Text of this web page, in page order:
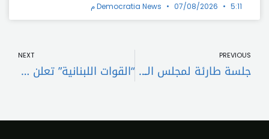
Democratia News 07/08/2026 5:11 م
PREVIOUS
جلسة طارئة لمجلس الأمن لبحث التصعيد في جنوب لبنان بطلب فرنسي
NEXT
“القوات اللبنانية” تعلن دعمها لموقف الرئيس عون في ملف التفاوض ووقف التصعيد